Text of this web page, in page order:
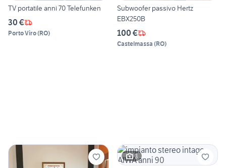
TV portatile anni 70 Telefunken
30 €
Porto Viro(RO)
Subwoofer passivo Hertz
EBX250B
100 €
Castelmassa (RO)
3